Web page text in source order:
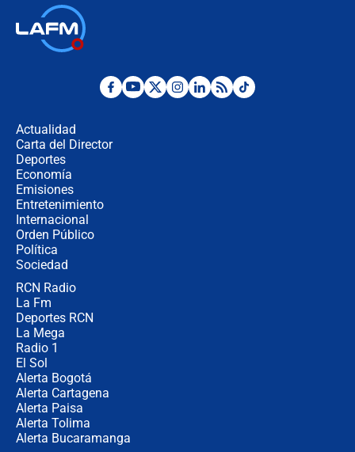
Desde dermatitis hasta infecciones:
Actualidad
Carta del Director
Deportes
Economía
Emisiones
Entretenimiento
Internacional
Orden Público
Política
Sociedad
RCN Radio
La Fm
Deportes RCN
La Mega
Radio 1
El Sol
Alerta Bogotá
Alerta Cartagena
Alerta Paisa
Alerta Tolima
Alerta Bucaramanga